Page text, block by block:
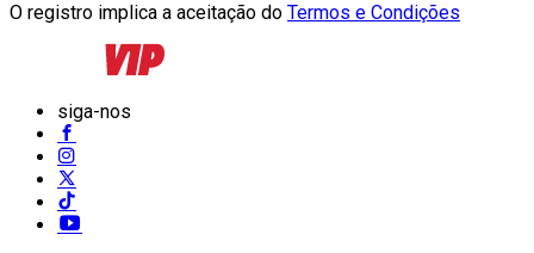
O registro implica a aceitação do Termos e Condições
siga-nos